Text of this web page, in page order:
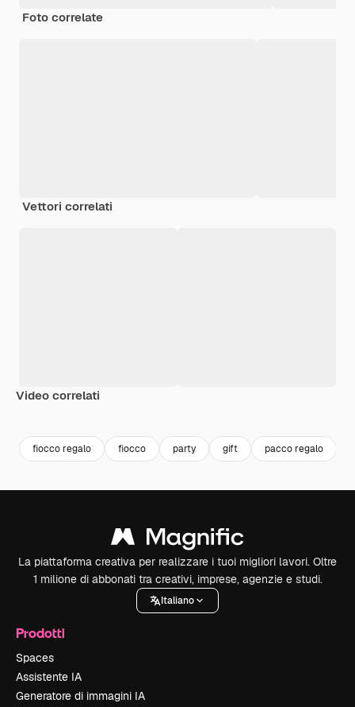
Foto correlate
Vettori correlati
Video correlati
fiocco regalo fiocco party gift pacco regalo
La piattaforma creativa per realizzare i tuoi migliori lavori. Oltre
1 milione di abbonati tra creativi, imprese, agenzie e studi.
Italiano
Prodotti
Spaces
Assistente IA
Generatore di immagini IA